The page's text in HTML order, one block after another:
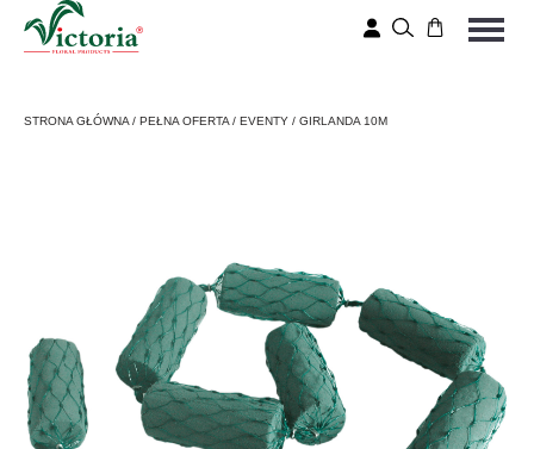
STRONA GŁÓWNA / PEŁNA OFERTA / EVENTY / GIRLANDA 10M